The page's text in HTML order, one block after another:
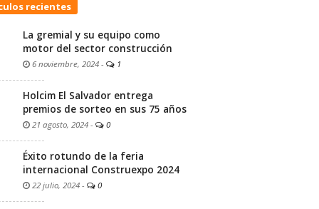
recientes
La gremial y su equipo como
motor del sector construcción
6 noviembre, 2024 - 1
Holcim El Salvador entrega
premios de sorteo en sus 75 años
21 agosto, 2024 - 0
Éxito rotundo de la feria
internacional Construexpo 2024
22 julio, 2024 - 0